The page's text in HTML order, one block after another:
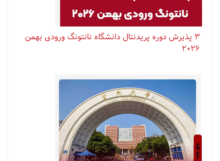
۳ پذیرش دوره پریدنتال دانشگاه نانتونگ ورودی بهمن
۲۰۲۶